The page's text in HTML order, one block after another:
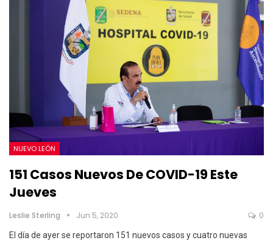
NUEVO LEÓN
151 Casos Nuevos De COVID-19 Este
Jueves
Leslie Sterling Jun 5, 2020 0
El día de ayer se reportaron 151 nuevos casos y cuatro nuevas